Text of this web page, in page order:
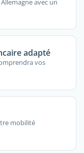
avec un
adapté
vos
mobilité